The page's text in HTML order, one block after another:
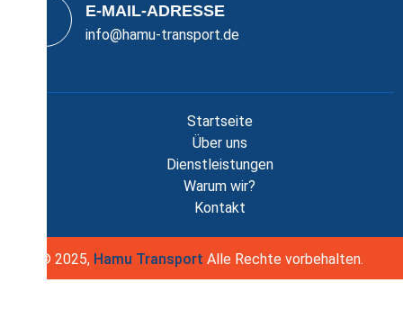
E-MAIL-ADRESSE
info@hamu-transport.de
Startseite
Über uns
Dienstleistungen
Warum wir?
Kontakt
© 2025, Hamu Transport Alle Rechte vorbehalten.